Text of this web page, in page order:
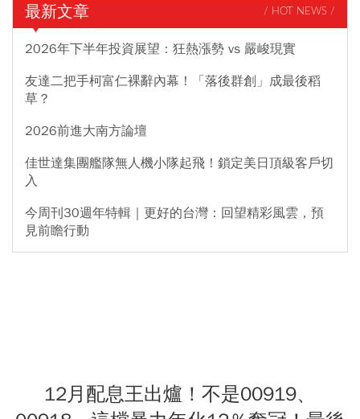
最新文章 / HOT NEWS /
2026年下半年投資展望：狂熱漲勢 vs 嚴峻現實
友達二把手柯富仁裸辭內幕！「落後群創」成最後稻
草？
2026前進大南方論壇
佳世達集團艦隊無人機小隊起飛！鎖定美日頂級客戶切
入
今周刊30週年特輯｜更好的台灣：回望精彩風雲，預
見前瞻行動
12月配息王出爐！不是00919、